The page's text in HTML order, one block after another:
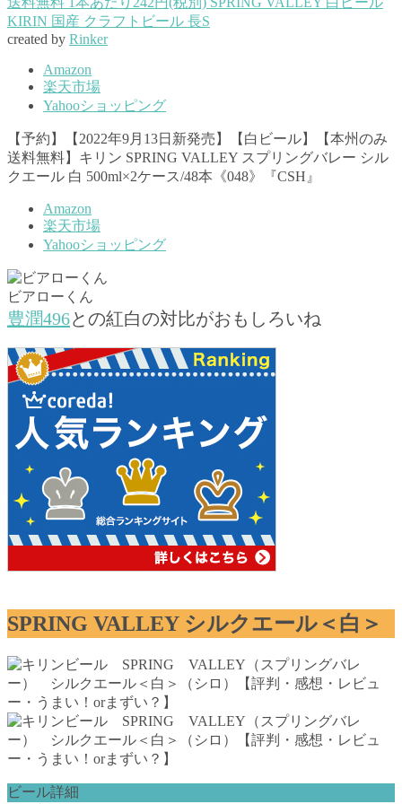
KIRIN 国産 クラフトビール 長S
created by Rinker
Amazon
楽天市場
Yahooショッピング
【予約】【2022年9月13日新発売】【白ビール】【本州のみ
送料無料】キリン SPRING VALLEY スプリングバレー シル
クエール 白 500ml×2ケース/48本《048》『CSH』
Amazon
楽天市場
Yahooショッピング
ビアローくん
豊潤496との紅白の対比がおもしろいね
SPRING VALLEY シルクエール＜白＞
ビール詳細